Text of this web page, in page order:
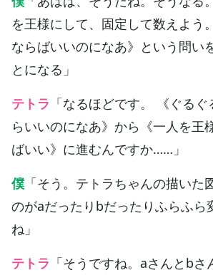
を王様にして、固定して数えよう
ならばいいのになあ》という問い
とになる」
テトラ 「なるほどです。 《ぐる
らいいのになあ》から《一人を王
ばいい》に進むんですか……」
僕 「そう。テトラちゃんの描いた
のがaだったりbだったりふらふら
ね」
テトラ 「そうですね。aさんとbさ